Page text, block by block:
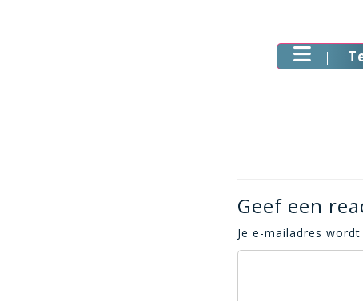
Geef een
Je e-mailadres